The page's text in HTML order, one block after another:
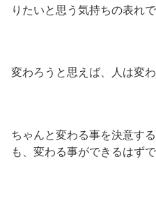
りたいと思う気持ちの表れで
変わろうと思えば、人は変
ちゃんと変わる事を決意す
も、変わる事ができるはず